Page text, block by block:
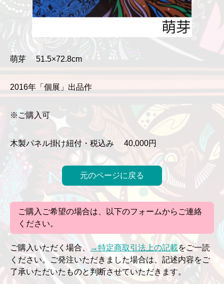
萌芽 51.5×72.8cm
2016年「個展」出品作
※ご購入可
木製パネル掛け紐付・税込み 40,000円
元のページに戻る
ご購入ご希望の場合は、以下のフォームからご連絡
ください。
ご購入いただく場合、 →特定商取引法上の記載をご一読
ください。ご発注いただきました場合は、記述内容をご
了承いただいたものと判断させていただきます。